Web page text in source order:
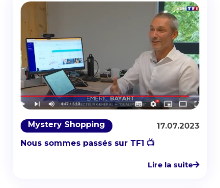
Mystery Shopping
17.07.2023
Nous sommes passés sur TF1 📺
Lire la suite